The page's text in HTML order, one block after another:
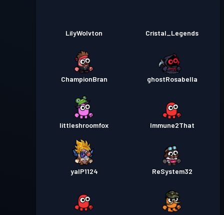
LilyWolvton Cristal_Legends
ChampionBran ghostRosabella
littleshroomfox Immune2That
yalP1124 ReSystem32